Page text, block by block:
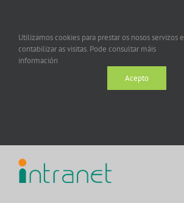
Utilizamos cookies para prestar os nosos servizos e
contabilizar as visitas. Pode consultar máis
información
Acepto